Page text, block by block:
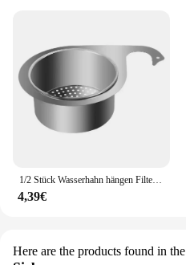
1/2 Stück Wasserhahn hängen Filter korb Edelstahl Eck spüle Sieb Küchen spüle Abfluss korb Schwan Abfluss regal für Spüle
4,39€
Here are the products found in the